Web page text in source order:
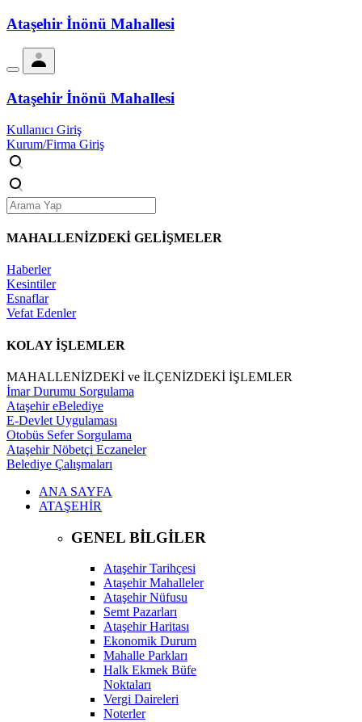
Ataşehir İnönü Mahallesi
Ataşehir İnönü Mahallesi
Kullanıcı Giriş
Kurum/Firma Giriş
MAHALLENİZDEKİ GELİŞMELER
Haberler
Kesintiler
Esnaflar
Vefat Edenler
KOLAY İŞLEMLER
MAHALLENİZDEKİ ve İLÇENİZDEKİ İŞLEMLER
İmar Durumu Sorgulama
Ataşehir eBelediye
E-Devlet Uygulaması
Otobüs Sefer Sorgulama
Ataşehir Nöbetçi Eczaneler
Belediye Çalışmaları
ANA SAYFA
ATAŞEHİR
GENEL BİLGİLER
Ataşehir Tarihçesi
Ataşehir Mahalleler
Ataşehir Nüfusu
Semt Pazarları
Ataşehir Haritası
Ekonomik Durum
Mahalle Parkları
Halk Ekmek Büfe
Noktaları
Vergi Daireleri
Noterler